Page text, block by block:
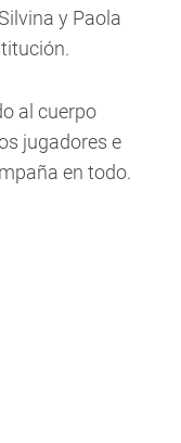
y Paola
al cuerpo
jugadores e
en todo.